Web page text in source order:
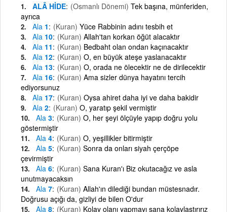
ALÂ HİDE (Osmanlı Dönemi) Tek başına, münferiden,
ayrıca
Ala 1 (Kuran) Yüce Rabbinin adını tesbih et
Ala 10 (Kuran) Allah'tan korkan öğüt alacaktır
Ala 11 (Kuran) Bedbaht olan ondan kaçınacaktır
Ala 12 (Kuran) O, en büyük ateşe yaslanacaktır
Ala 13 (Kuran) O, orada ne ölecektir ne de dirilecektir
Ala 16 (Kuran) Ama sizler dünya hayatını tercih
ediyorsunuz
Ala 17 (Kuran) Oysa ahiret daha iyi ve daha bakidir
Ala 2 (Kuran) O, yaratıp şekil vermiştir
Ala 3 (Kuran) O, her şeyi ölçüyle yapıp doğru yolu
göstermiştir
Ala 4 (Kuran) O, yeşillikler bitirmiştir
Ala 5 (Kuran) Sonra da onları siyah çerçöpe
çevirmiştir
Ala 6 (Kuran) Sana Kuran'ı Biz okutacağız ve asla
unutmayacaksın
Ala 7 (Kuran) Allah'ın dilediği bundan müstesnadır.
Doğrusu açığı da, gizliyi de bilen O'dur
Ala 8 (Kuran) Kolay olanı yapmayı sana kolaylaştırırız